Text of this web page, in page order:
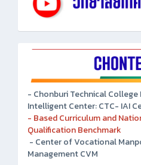
- Chonburi Technical
Intelligent Center: CTC- IAI
- Based Curriculum and
Qualification Benchmark
- Center of Vocational
Management CVM